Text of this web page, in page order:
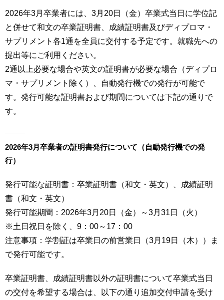
学
／
教
育
研
究
社
入
情
報
寄
附
を
る
お
問
保
護
者
の
方
卒
生
一
地
の
方
教
員
用
2026年3月卒業者には、3月20日（金）卒業式当日に学位記
と併せて和文の卒業証明書、成績証明書及びディプロマ・
サプリメント各1通を全員に交付する予定です。就職先への
提出等にご利用ください。
2通以上必要な場合や英文の証明書が必要な場合（ディプロ
マ・サプリメント除く）、自動発行機での発行が可能で
す。発行可能な証明書および期間については下記の通りで
す。
2026年3月卒業者の証明書発行について（自動発行機での発
行）
発行可能な証明書：卒業証明書（和文・英文）、成績証明
書（和文・英文）
発行可能期間：2026年3月20日（金）～3月31日（火）
※土日祝日を除く、9：00～17：00
注意事項：学割証は卒業日の前営業日（3月19日（木））ま
で発行可能です。
卒業証明書、成績証明書以外の証明書について卒業式当日
の交付を希望する場合は、以下の通り追加交付申請を受け